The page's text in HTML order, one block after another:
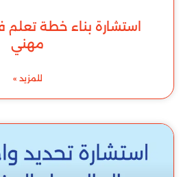
استشارة بناء خطة تعلم
مهني
للمزيد »